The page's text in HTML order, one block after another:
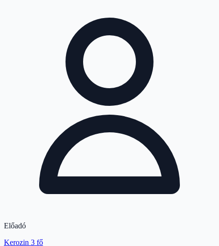
Előadó
Kerozin 3 fő